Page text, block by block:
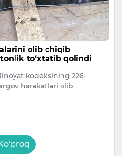
olib chiqib
to‘xtatib qolindi
kodeksining 226-
harakatlari olib